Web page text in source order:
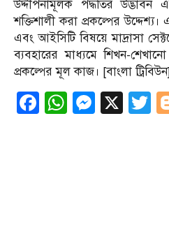
উদ্দীপনামূলক পদ্ধতির উদ্ভাবন
শক্তিশালী করা প্রকল্পের
এবং আইসিটি বিষয়ে মাদ্রাসা
ব্যবহারের মাধ্যমে শিখন-
প্রকল্পের মূল কাজ। [বাংলা
Facebook
WhatsApp
X